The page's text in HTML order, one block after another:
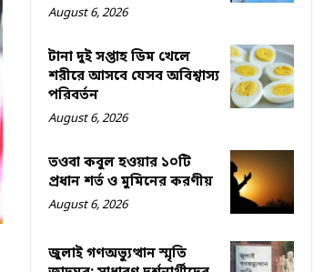
August 6, 2026
টানা দুই সপ্তাহ ডিম খেলে
শরীরে আসবে যেসব অবিশ্বাস্য
পরিবর্তন
August 6, 2026
তওবা কবুল হওয়ার ১০টি
প্রধান শর্ত ও মুমিনের করণীয়
August 6, 2026
জুলাই গণঅভ্যুত্থান স্মৃতি